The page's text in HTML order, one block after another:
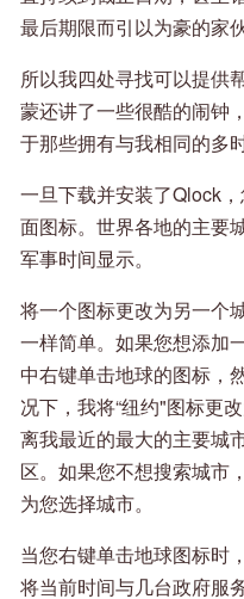
最后期限而引以为豪的家
所以我四处寻找可以提供
蒙还讲了一些很酷的闹钟
于那些拥有与我相同的多
一旦下载并安装了Qlock
面图标。世界各地的主要
军事时间显示。
将一个图标更改为另一个
一样简单。如果您想添加
中右键单击地球的图标，
况下，我将“纽约"图标更
离我最近的最大的主要城
区。如果您不想搜索城市
为您选择城市。
当您右键单击地球图标时
将当前时间与几台政府服